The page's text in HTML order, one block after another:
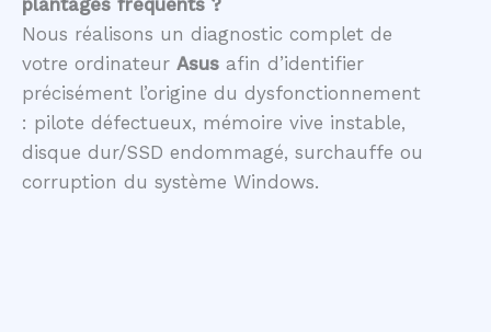
Nous réalisons un diagnostic complet de
votre ordinateur Asus afin d’identifier
précisément l’origine du dysfonctionnement
: pilote défectueux, mémoire vive instable,
disque dur/SSD endommagé, surchauffe ou
corruption du système Windows.